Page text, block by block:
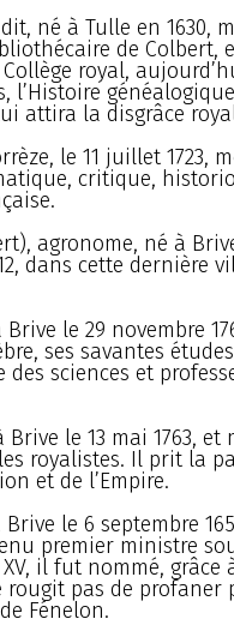
né à Tulle en 1630,
de Colbert,
royal,
l’Histoire
attira la disgrâce
le 11 juillet 1723,
critique,
agronome, né à
dans cette dernière
Brive le 29 novembre
ses savantes
des sciences et
le 13 mai 1763,
royalistes. Il prit la
et de l’Empire.
le 6 septembre
premier ministre
il fut nommé, grâce
rougit pas de profaner
Fénelon.